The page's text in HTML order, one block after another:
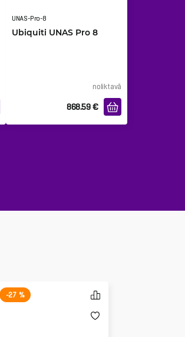
UNAS-Pro-8
Ubiquiti UNAS Pro 8
noliktavā
868.59 €
-27 %